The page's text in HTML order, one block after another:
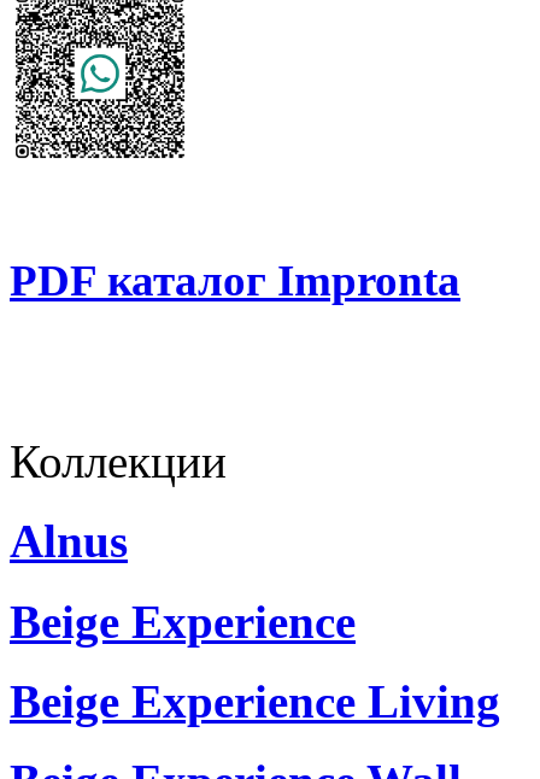
PDF каталог Impronta
Коллекции
Alnus
Beige Experience
Beige Experience Living